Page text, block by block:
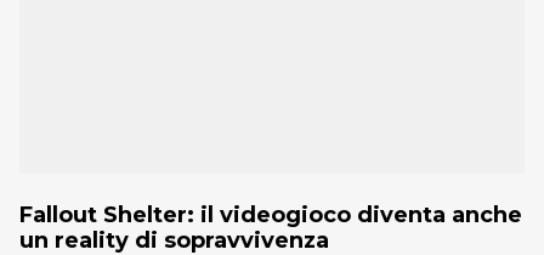
Fallout Shelter: il videogioco diventa anche
un reality di sopravvivenza